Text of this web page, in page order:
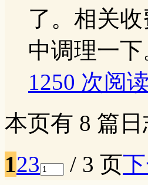
了。相关
中调理一
1250 次阅
本页有 8 篇
123 / 3 页